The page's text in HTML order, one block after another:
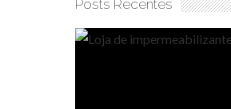
Posts Recentes